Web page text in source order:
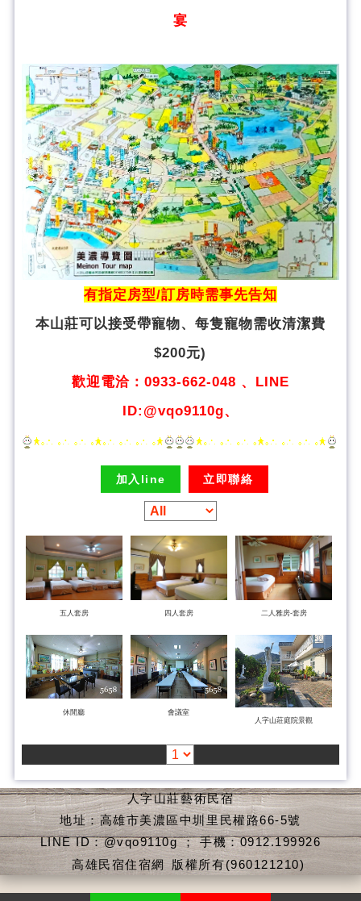
宴
有指定房型/訂房時需事先告知
本山莊可以接受帶寵物、 每隻寵物需收清潔費
$200元)
歡迎電洽：0933-662-048 、LINE
ID:@vqo9110g、
加入line 立即聯絡
五人套房 四人套房 二人雅房-套房
休閒廳
會議室
人字山莊庭院景觀
人字山莊藝術民宿
地址：高雄市美濃區中圳里民權路66-5號
LINE ID：@vqo9110g ； 手機：0912.199926
高雄民宿住宿網 版權所有(960121210)